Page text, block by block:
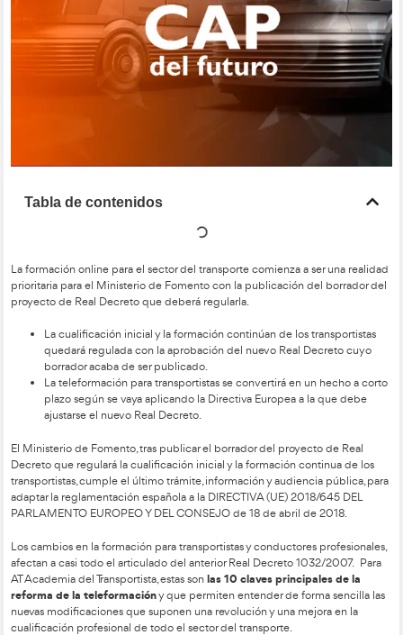
Tabla de contenidos
La formación online para el sector del transporte comienza a
prioritaria para el Ministerio de Fomento con la publicación
proyecto de Real Decreto que deberá regularla.
La cualificación inicial y la formación continúan de los
quedará regulada con la aprobación del nuevo Real
borrador acaba de ser publicado.
La teleformación para transportistas se convertirá en
plazo según se vaya aplicando la Directiva Europea a